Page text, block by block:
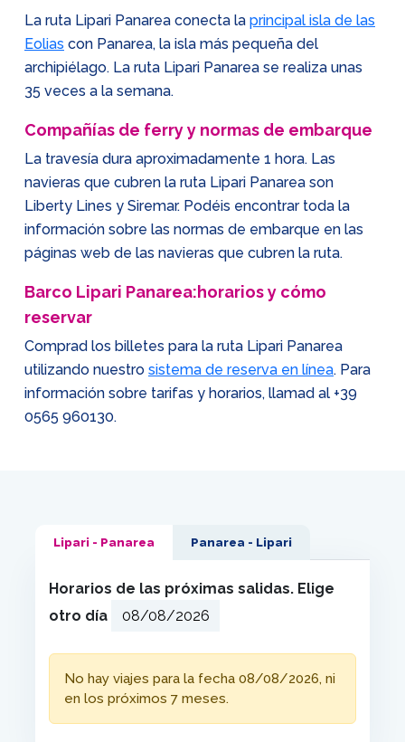
La ruta Lipari Panarea conecta la principal isla de las
Eolias con Panarea, la isla más pequeña del
archipiélago. La ruta Lipari Panarea se realiza unas
35 veces a la semana.
Compañías de ferry y normas de embarque
La travesía dura aproximadamente 1 hora. Las
navieras que cubren la ruta Lipari Panarea son
Liberty Lines y Siremar. Podéis encontrar toda la
información sobre las normas de embarque en las
páginas web de las navieras que cubren la ruta.
Barco Lipari Panarea:horarios y cómo
reservar
Comprad los billetes para la ruta Lipari Panarea
utilizando nuestro sistema de reserva en línea. Para
información sobre tarifas y horarios, llamad al +39
0565 960130.
Lipari - Panarea Panarea - Lipari
Horarios de las próximas salidas. Elige
otro día
No hay viajes para la fecha 08/08/2026, ni
en los próximos 7 meses.